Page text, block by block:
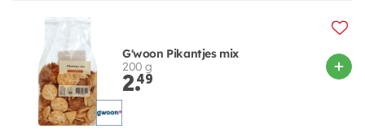
G'woon Pikantjes mix
200 g
2.49